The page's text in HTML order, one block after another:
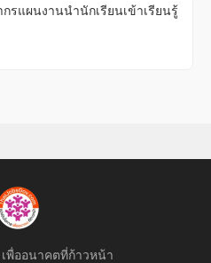
รแผนงานนำนักเรียนเข้าเรียนรู้
พื่ออนาคตที่ก้าวหน้า